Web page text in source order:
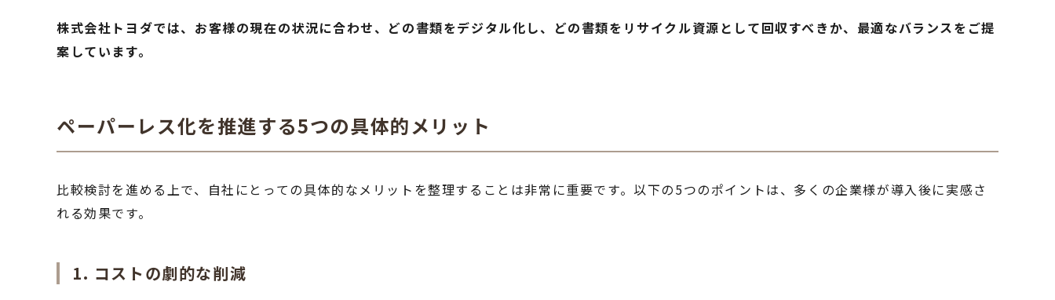
株式会社トヨダでは、お客様の現在の状況に合わせ、どの書類をデジタル化し、どの書類をリサイクル資源として回収すべきか、最適なバランスをご提
案しています。
ペーパーレス化を推進する5つの具体的メリット
比較検討を進める上で、自社にとっての具体的なメリットを整理することは非常に重要です。以下の5つのポイントは、多くの企業様が導入後に実感さ
れる効果です。
1. コストの劇的な削減